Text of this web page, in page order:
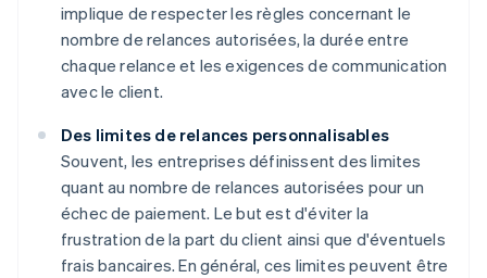
implique de respecter les règles concernant le
nombre de relances autorisées, la durée entre
chaque relance et les exigences de communication
avec le client.
Des limites de relances personnalisables
Souvent, les entreprises définissent des limites
quant au nombre de relances autorisées pour un
échec de paiement. Le but est d'éviter la
frustration de la part du client ainsi que d'éventuels
frais bancaires. En général, ces limites peuvent être